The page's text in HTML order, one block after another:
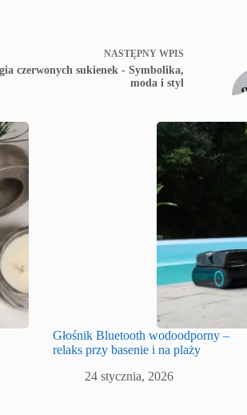
NASTĘPNY WPIS
czerwonych sukienek - Symbolika,
moda i styl
Głośnik Bluetooth wodoodporny –
relaks przy basenie i na plaży
24 stycznia, 2026